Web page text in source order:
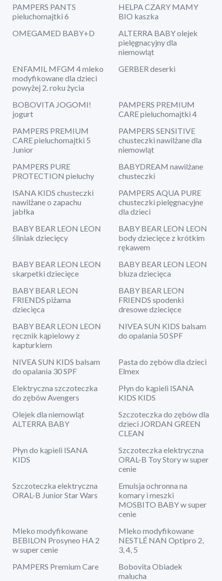
PAMPERS PANTS
pieluchomajtki 6
HELPA CZARY MAMY
BIO kaszka
OMEGAMED BABY+D
ALTERRA BABY olejek
pielęgnacyjny dla
niemowląt
ENFAMIL MFGM 4 mleko
modyfikowane dla dzieci
powyżej 2. roku życia
GERBER deserki
BOBOVITA JOGOMI!
jogurt
PAMPERS PREMIUM
CARE pieluchomajtki 4
PAMPERS PREMIUM
CARE pieluchomajtki 5
Junior
PAMPERS SENSITIVE
chusteczki nawilżane dla
niemowląt
PAMPERS PURE
PROTECTION pieluchy
BABYDREAM nawilżane
chusteczki
ISANA KIDS chusteczki
nawilżane o zapachu
jabłka
PAMPERS AQUA PURE
chusteczki pielęgnacyjne
dla dzieci
BABY BEAR LEON LEON
śliniak dziecięcy
BABY BEAR LEON LEON
body dziecięce z krótkim
rękawem
BABY BEAR LEON LEON
skarpetki dziecięce
BABY BEAR LEON LEON
bluza dziecięca
BABY BEAR LEON
FRIENDS piżama
dziecięca
BABY BEAR LEON
FRIENDS spodenki
dresowe dziecięce
BABY BEAR LEON LEON
ręcznik kąpielowy z
kapturkiem
NIVEA SUN KIDS balsam
do opalania 50 SPF
NIVEA SUN KIDS balsam
do opalania 30 SPF
Pasta do zębów dla dzieci
Elmex
Elektryczna szczoteczka
do zębów Avengers
Płyn do kąpieli ISANA
KIDS KIDS
Olejek dla niemowląt
ALTERRA BABY
Szczoteczka do zębów dla
dzieci JORDAN GREEN
CLEAN
Płyn do kąpieli ISANA
KIDS
Szczoteczka elektryczna
ORAL-B Toy Story w super
cenie
Szczoteczka elektryczna
ORAL-B Junior Star Wars
Emulsja ochronna na
komary i meszki
MOSBITO BABY w super
cenie
Mleko modyfikowane
BEBILON Prosyneo HA 2
w super cenie
Mleko modyfikowane
NESTLÉ NAN Optipro 2,
3, 4, 5
PAMPERS Premium Care
Bobovita Obiadek
malucha